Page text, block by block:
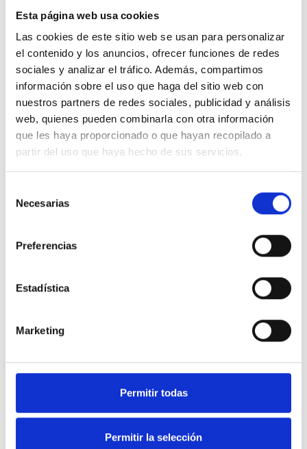
Esta página web usa cookies
Las cookies de este sitio web se usan para personalizar
el contenido y los anuncios, ofrecer funciones de redes
sociales y analizar el tráfico. Además, compartimos
información sobre el uso que haga del sitio web con
nuestros partners de redes sociales, publicidad y análisis
web, quienes pueden combinarla con otra información
que les haya proporcionado o que hayan recopilado a
partir del uso que haya hecho de sus servicios.
Necesarias
Preferencias
Estadística
Marketing
Permitir todas
Permitir la selección
Protección IP
Voltaje
Monofásica 230V ± 10%
Frecuencia
50HZ
Voltaje
Monofásica 230V ± 10%
Máx profundidad
Máxima: 8m
Esquema EBARA 1100090000 Bomba autoaspirable AGA
0.75M Monofásica 0.75CV
Curva EBARA 1100090000 Bomba autoaspirable AGA
0.75M Monofásica 0.75CV